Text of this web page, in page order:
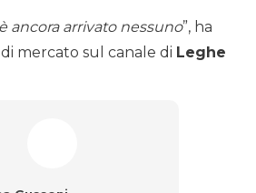
ancora arrivato nessuno”, ha
mercato sul canale di Leghe